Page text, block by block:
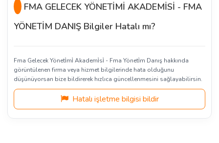
FMA GELECEK YÖNETİMİ AKADEMİSİ - FMA
YÖNETİM DANIŞ Bilgiler Hatalı mı?
Fma Gelecek Yöneti̇mi̇ Akademi̇si̇ - Fma Yöneti̇m Danış hakkında
görüntülenen firma veya hizmet bilgilerinde hata olduğunu
düşünüyorsan bize bildirerek hızlıca güncellenmesini sağlayabilirsin.
Hatalı işletme bilgisi bildir